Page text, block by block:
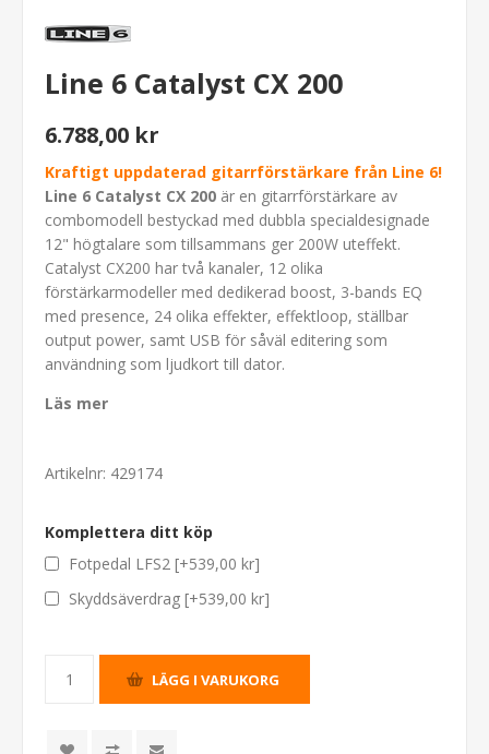
Line 6 Catalyst CX 200
6.788,00 kr
Kraftigt uppdaterad gitarrförstärkare från Line 6!
Line 6 Catalyst CX 200 är en gitarrförstärkare av
combomodell bestyckad med dubbla specialdesignade
12" högtalare som tillsammans ger 200W uteffekt.
Catalyst CX200 har två kanaler, 12 olika
förstärkarmodeller med dedikerad boost, 3-bands EQ
med presence, 24 olika effekter, effektloop, ställbar
output power, samt USB för såväl editering som
användning som ljudkort till dator.
Läs mer
Artikelnr: 429174
Komplettera ditt köp
Fotpedal LFS2 [+539,00 kr]
Skyddsäverdrag [+539,00 kr]